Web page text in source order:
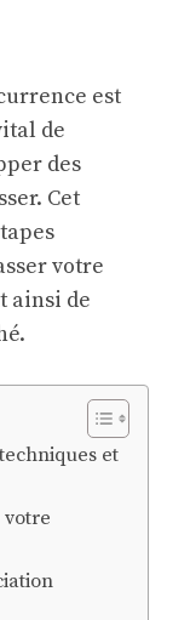
est
de
des
Cet
votre
ainsi de
et
votre